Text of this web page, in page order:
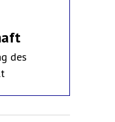
des
Esperanto-Bundes